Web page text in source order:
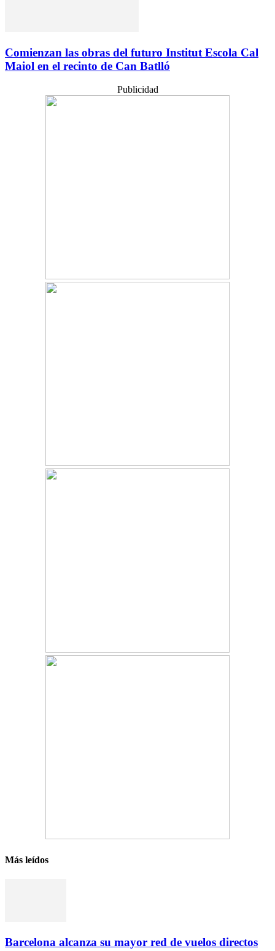
Comienzan las obras del futuro Institut Escola Cal
Maiol en el recinto de Can Batlló
Publicidad
Más leídos
Barcelona alcanza su mayor red de vuelos directos